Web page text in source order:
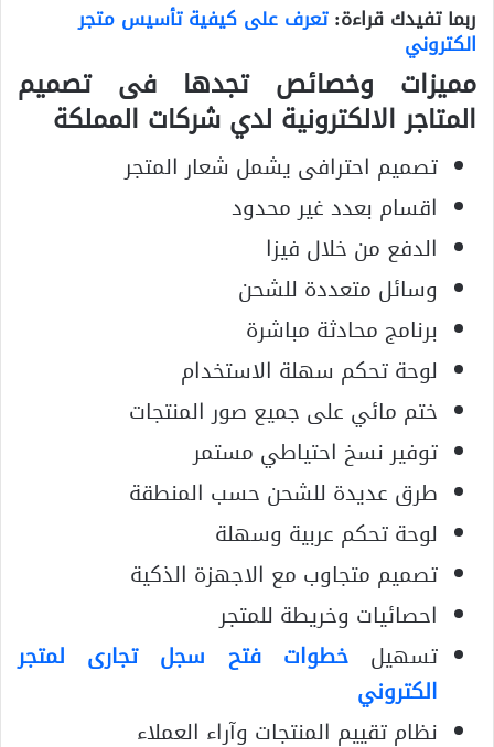
ربما تفيدك قراءة:تعرف على كيفية تأسيس متجر
الكتروني
مميزات وخصائص تجدها فى تصميم
المتاجر الالكترونية لدي شركات المملكة
تصميم احترافى يشمل شعار المتجر
اقسام بعدد غير محدود
الدفع من خلال فيزا
وسائل متعددة للشحن
برنامج محادثة مباشرة
لوحة تحكم سهلة الاستخدام
ختم مائي على جميع صور المنتجات
توفير نسخ احتياطي مستمر
طرق عديدة للشحن حسب المنطقة
لوحة تحكم عربية وسهلة
تصميم متجاوب مع الاجهزة الذكية
احصائيات وخريطة للمتجر
تسهيل خطوات فتح سجل تجارى لمتجر
الكتروني
نظام تقييم المنتجات وآراء العملاء